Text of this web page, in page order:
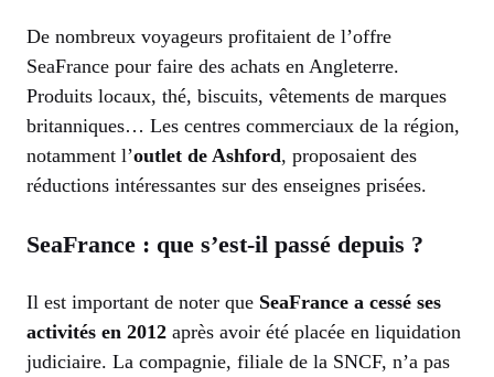
De nombreux voyageurs profitaient de l’offre
SeaFrance pour faire des achats en Angleterre.
Produits locaux, thé, biscuits, vêtements de marques
britanniques… Les centres commerciaux de la région,
notamment l’outlet de Ashford, proposaient des
réductions intéressantes sur des enseignes prisées.
SeaFrance : que s’est-il passé depuis ?
Il est important de noter que SeaFrance a cessé ses
activités en 2012 après avoir été placée en liquidation
judiciaire. La compagnie, filiale de la SNCF, n’a pas